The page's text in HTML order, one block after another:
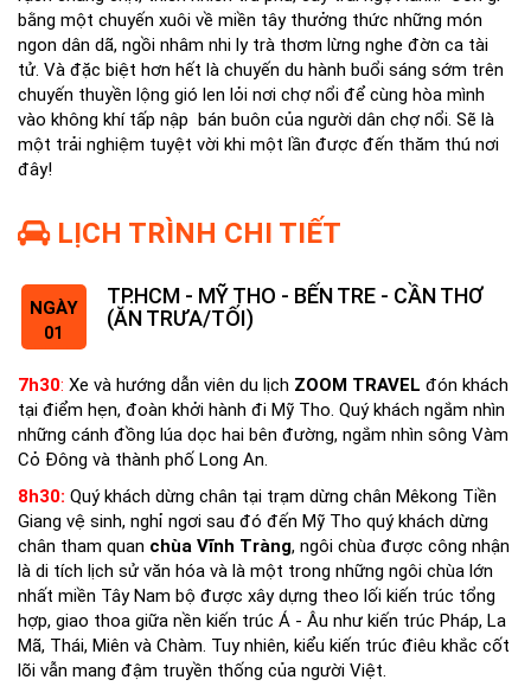
bằng một chuyến xuôi về miền tây thưởng thức những món
ngon dân dã, ngồi nhâm nhi ly trà thơm lừng nghe đờn ca tài
tử. Và đặc biệt hơn hết là chuyến du hành buổi sáng sớm trên
chuyến thuyền lộng gió len lỏi nơi chợ nổi để cùng hòa mình
vào không khí tấp nập bán buôn của người dân chợ nổi. Sẽ là
một trải nghiệm tuyệt vời khi một lần được đến thăm thú nơi
đây!
LỊCH TRÌNH CHI TIẾT
NGÀY
01
TP.HCM - MỸ THO - BẾN TRE - CẦN THƠ
(ĂN TRƯA/TỐI)
7h30: Xe và hướng dẫn viên du lịch ZOOM TRAVEL đón khách
tại điểm hẹn, đoàn khởi hành đi Mỹ Tho. Quý khách ngắm nhìn
những cánh đồng lúa dọc hai bên đường, ngắm nhìn sông Vàm
Cỏ Đông và thành phố Long An.
8h30: Quý khách dừng chân tại trạm dừng chân Mêkong Tiền
Giang vệ sinh, nghỉ ngơi sau đó đến Mỹ Tho quý khách dừng
chân tham quan chùa Vĩnh Tràng, ngôi chùa được công nhận
là di tích lịch sử văn hóa và là một trong những ngôi chùa lớn
nhất miền Tây Nam bộ được xây dựng theo lối kiến trúc tổng
hợp, giao thoa giữa nền kiến trúc Á - Âu như kiến trúc Pháp, La
Mã, Thái, Miên và Chàm. Tuy nhiên, kiểu kiến trúc điêu khắc cốt
lõi vẫn mang đậm truyền thống của người Việt.